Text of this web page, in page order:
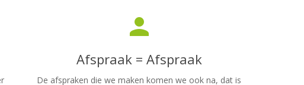
person
Afspraak = Afspraak
De afspraken die we maken komen we ook na, dat is